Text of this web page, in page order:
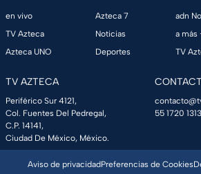
en vivo
TV Azteca
Azteca UNO
Azteca 7
Noticias
Deportes
adn
a más
TV
TV AZTECA
Periférico Sur 4121,
Col. Fuentes Del Pedregal,
C.P. 14141,
Ciudad De México, México.
55 1720 1313
Aviso de privacidadPreferencias de Cookies